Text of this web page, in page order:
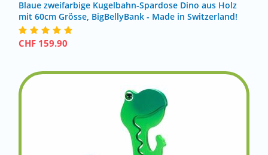
Blaue zweifarbige Kugelbahn-Spardose Dino aus Holz
mit 60cm Grösse, BigBellyBank - Made in Switzerland!
CHF 159.90